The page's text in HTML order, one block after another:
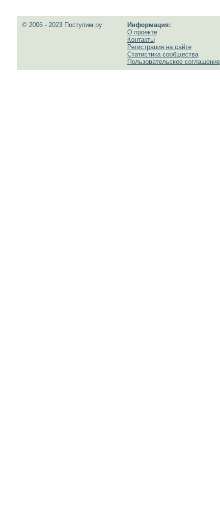
© 2006 - 2023 Поступим.ру
Информация:
О проекте
Контакты
Регистрация на сайте
Статистика сообщества
Пользовательское соглашение